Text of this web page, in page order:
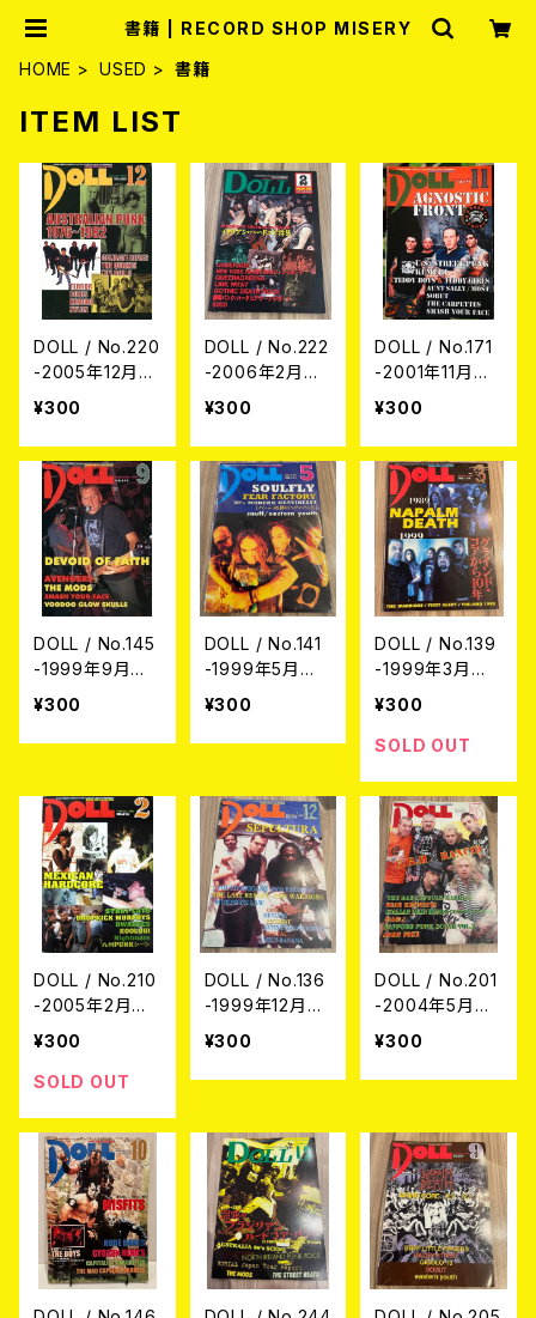
書籍 | RECORD SHOP MISERY
HOME
USED 書籍
ITEM LIST
DOLL / No.220
-2005年12月
号- (USED/MA
¥300
DOLL / No.222
-2006年2月号-
(USED/MAGAZ
¥300
DOLL / No.171
-2001年11月号-
(USED/MAGAZ
¥300
DOLL / No.145
-1999年9月号-
(USED/MAGAZ
¥300
DOLL / No.141
-1999年5月号-
(USED/MAGAZ
¥300
DOLL / No.139
-1999年3月号-
(USED/MAGAZ
¥300
SOLD OUT
DOLL / No.210
-2005年2月号-
(USED/MAGAZ
¥300
SOLD OUT
DOLL / No.136
-1999年12月
号- (USED/MA
¥300
DOLL / No.201
-2004年5月号-
(USED/MAGAZ
¥300